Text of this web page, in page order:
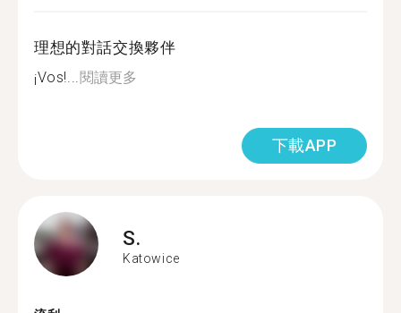
理想的對話交換夥伴
¡Vos!...閱讀更多
下載APP
S.
Katowice